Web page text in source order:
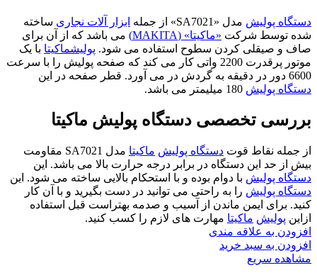
دستگاه پولیش مدل «SA7021» از جمله ابزار آلات نجاری ساخته
شده توسط شرکت «ماکیتا» (MAKITA)
می باشد که از آن برای
صاف و صیقلی کردن سطوح استفاده می شود. پولیشماکیتا با یک
موتور پرقدرت 2200 واتی کار می کند که صفحه پولیش را با سرعت
6600 دور در دقیقه به گردش در می آورد. قطر صفحه در این
دستگاه پولیش
بررسی تخصصی دستگاه پولیش ماکیتا
از جمله نقاط قوت دستگاه پولیش ماکیتا
مدل SA7021 مقاومت
بیش از حد این دستگاه در برابر درجه حرارت بالا می باشد. این
دستگاه پولیش با دوام بوده و با استحکام بالایی ساخته می شود. این
دستگاه پولیش را به راحتی می توانید در دست بگیرید و با آن کار
کنید. برای ایمن ماندن از آسیب و صدمه بهتراست قبل استفاده
ازاین پولیش ماکیتا مهارت های لازم را کسب کنید.
افزودن به علاقه مندی
افزودن به سبد خرید
مشاهده سریع